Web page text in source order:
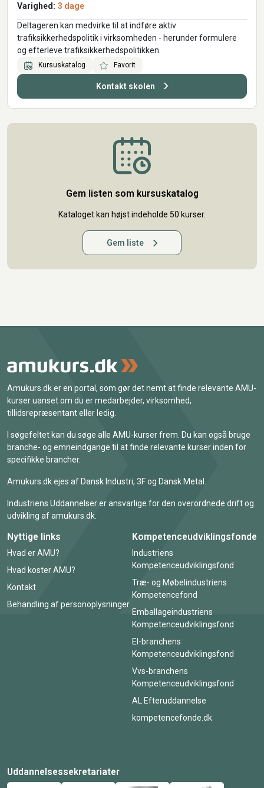
Varighed: 3 dage
Deltageren kan medvirke til at indføre aktiv
trafiksikkerhedspolitik i virksomheden - herunder formulere
og efterleve trafiksikkerhedspolitikken.
Kursuskatalog Favorit
Kontakt skolen
Gem listen som kursuskatalog
Kataloget kan højst indeholde 50 kurser.
Gem liste
Amukurs.dk er en portal, som gør det nemt at finde relevante AMU-
kurser uanset om du er medarbejder, virksomhed,
tillidsrepræsentant eller ledig.
I søgefeltet kan du søge alle AMU-kurser frem. Du kan også bruge
branche- og emneindgange til at finde relevante kurser inden for
specifikke brancher.
Amukurs.dk ejes af Dansk Industri, 3F og Dansk Metal.
Industriens Uddannelser er ansvarlige for den overordnede drift og
udvikling af amukurs.dk.
Nyttige links
Hvad er AMU?
Hvad koster AMU?
Kontakt
Behandling af personoplysninger
Kompetenceudviklingsfonde
Industriens
Kompetenceudviklingsfond
Træ- og Møbelindustriens
Kompetencefond
Emballageindustriens
Kompetenceudviklingsfond
El-branchens
Kompetenceudviklingsfond
Vvs-branchens
Kompetenceudviklingsfond
AL Efteruddannelse
kompetencefonde.dk
Uddannelsessekretariater